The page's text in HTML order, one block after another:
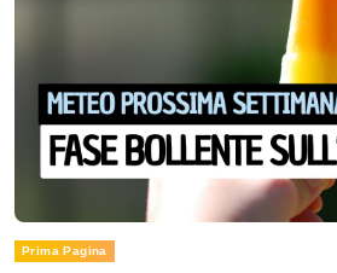
Prima Pagina